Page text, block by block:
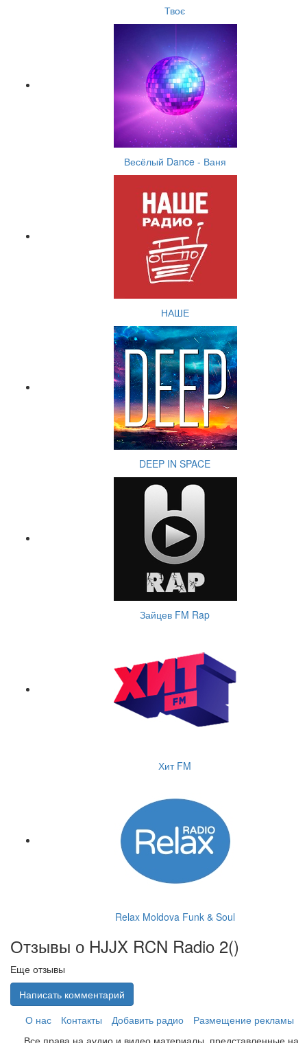
Твоє
Весёлый Dance - Ваня
НАШЕ
DEEP IN SPACE
Зайцев FM Rap
Хит FM
Relax Moldova Funk & Soul
Отзывы о HJJX RCN Radio 2()
Еще отзывы
Написать комментарий
О нас
Контакты Добавить радио
Размещение рекламы
Все права на аудио и видео материалы, представленные на